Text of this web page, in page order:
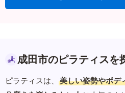
成田市のピラティスを
ピラティスは、 美しい姿勢やボデ